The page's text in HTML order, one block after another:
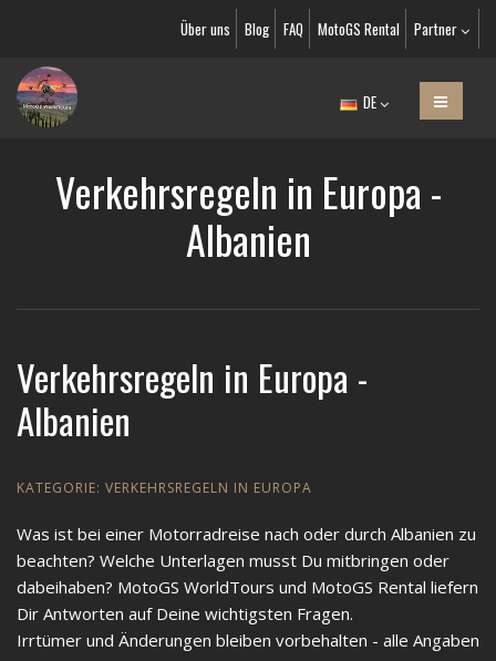
Über uns Blog FAQ MotoGS Rental Partner
DE
Verkehrsregeln in Europa -
Albanien
Verkehrsregeln in Europa -
Albanien
KATEGORIE: VERKEHRSREGELN IN EUROPA
Was ist bei einer Motorradreise nach oder durch Albanien zu
beachten? Welche Unterlagen musst Du mitbringen oder
dabeihaben? MotoGS WorldTours und MotoGS Rental liefern
Dir Antworten auf Deine wichtigsten Fragen.
Irrtümer und Änderungen bleiben vorbehalten - alle Angaben